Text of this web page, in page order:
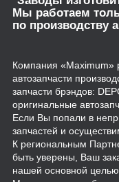
Мы работаем
по производству
Компания «Maximum»
автозапчасти
запчасти брэндов:
оригинальные
Если Вы попали в
запчастей и
К региональным
быть уверены, Ваш
нашей основной целью